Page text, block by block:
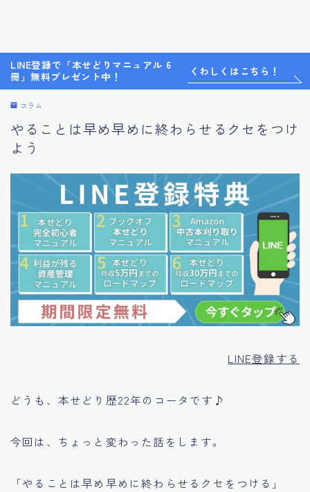
LINE登録で「本せどりマニュアル 6
冊」無料プレゼント中！
くわしくはこちら！
コラム
やることは早め早めに終わらせるクセをつけ
よう
LINE登録する
どうも、本せどり歴22年のコータです♪
今回は、ちょっと変わった話をします。
「やることは早め早めに終わらせるクセをつける」